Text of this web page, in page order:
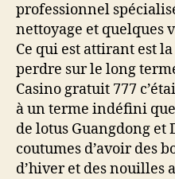
professionnel
nettoyage et quelques
Ce qui est attirant est
perdre sur le long
Casino gratuit 777
à un terme indéfini
de lotus Guangdong
coutumes d’avoir des
d’hiver et des nouilles